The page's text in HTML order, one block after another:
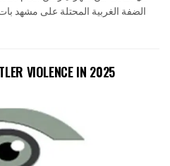
الضفة الغربية المحتلة على مشهد
VIOLENCE IN 2025